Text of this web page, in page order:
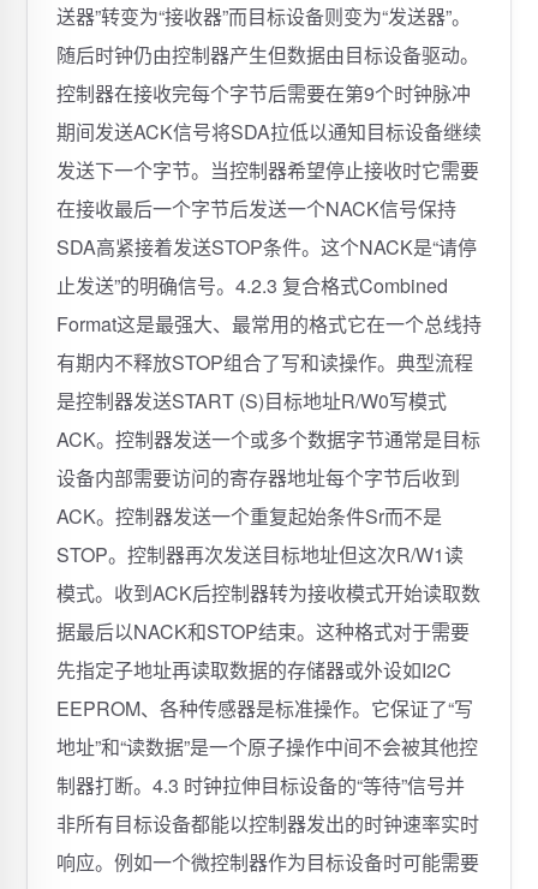
送器”转变为“接收器”而目标设备则变为“发送器”。
随后时钟仍由控制器产生但数据由目标设备驱动。
控制器在接收完每个字节后需要在第9个时钟脉冲
期间发送ACK信号将SDA拉低以通知目标设备继续
发送下一个字节。当控制器希望停止接收时它需要
在接收最后一个字节后发送一个NACK信号保持
SDA高紧接着发送STOP条件。这个NACK是“请停
止发送”的明确信号。4.2.3 复合格式Combined
Format这是最强大、最常用的格式它在一个总线持
有期内不释放STOP组合了写和读操作。典型流程
是控制器发送START (S)目标地址R/W0写模式
ACK。控制器发送一个或多个数据字节通常是目标
设备内部需要访问的寄存器地址每个字节后收到
ACK。控制器发送一个重复起始条件Sr而不是
STOP。控制器再次发送目标地址但这次R/W1读
模式。收到ACK后控制器转为接收模式开始读取数
据最后以NACK和STOP结束。这种格式对于需要
先指定子地址再读取数据的存储器或外设如I2C
EEPROM、各种传感器是标准操作。它保证了“写
地址”和“读数据”是一个原子操作中间不会被其他控
制器打断。4.3 时钟拉伸目标设备的“等待”信号并
非所有目标设备都能以控制器发出的时钟速率实时
响应。例如一个微控制器作为目标设备时可能需要